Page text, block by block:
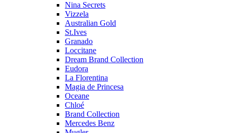
Nina Secrets
Vizzela
Australian Gold
St.Ives
Granado
Loccitane
Dream Brand Collection
Eudora
La Florentina
Magia de Princesa
Oceane
Chloé
Brand Collection
Mercedes Benz